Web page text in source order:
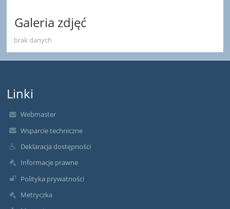
Galeria zdjęć
brak danych
Linki
Webmaster
Wsparcie techniczne
Deklaracja dostępności
Informacje prawne
Polityka prywatności
Metryczka